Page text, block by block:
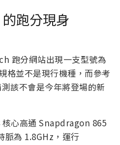
跑分現身
跑分網站出現一支型號為
格並不是現行機種，而參考
該不會是今年將登場的新
核心高通 Snapdragon 865
脈為 1.8GHz，運行